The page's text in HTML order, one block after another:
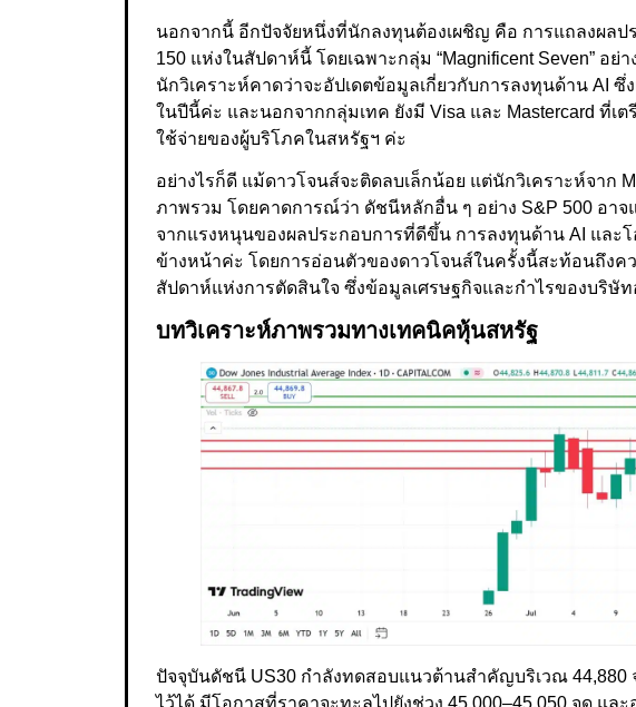
นอกจากนี้ อีกปัจจัยหนึ่งที่นักลงทุนต้องเผชิญ คือ การแถลงผลป
150 แห่งในสัปดาห์นี้ โดยเฉพาะกลุ่ม “Magnificent Seven” อย่า
นักวิเคราะห์คาดว่าจะอัปเดตข้อมูลเกี่ยวกับการลงทุนด้าน AI
ในปีนี้ค่ะ และนอกจากกลุ่มเทค ยังมี Visa และ Mastercard ที่เ
ใช้จ่ายของผู้บริโภคในสหรัฐฯ ค่ะ
อย่างไรก็ดี แม้ดาวโจนส์จะติดลบเล็กน้อย แต่นักวิเคราะห์จาก
ภาพรวม โดยคาดการณ์ว่า ดัชนีหลักอื่น ๆ อย่าง S&P 500 อาจ
จากแรงหนุนของผลประกอบการที่ดีขึ้น การลงทุนด้าน AI และโ
ข้างหน้าค่ะ โดยการอ่อนตัวของดาวโจนส์ในครั้งนี้สะท้อนถึงค
สัปดาห์แห่งการตัดสินใจ ซึ่งข้อมูลเศรษฐกิจและกำไรของบริษั
บทวิเคราะห์ภาพรวมทางเทคนิคหุ้นสหรัฐ
ปัจจุบันดัชนี US30 กำลังทดสอบแนวต้านสำคัญบริเวณ